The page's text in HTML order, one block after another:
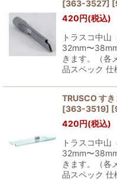
[363-3527] [
420円(税込)
トラスコ中山
32mm〜
きます。（各
品スペック
TRUSCO す
[363-3519] [
420円(税込)
トラスコ中山
32mm〜
きます。（各
品スペック